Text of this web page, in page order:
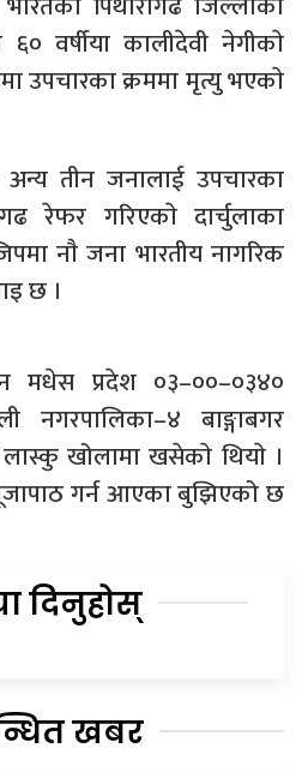
वर्षीया कालीदेवी नेगीकाे
उपचारका क्रममा मृत्यु भएकाे
अन्य तीन जनालाई उपचारका
रेफर गरिएकाे दार्चुलाका
नाै जना भारतीय नागरिक
छ ।
मधेस प्रदेश ०३–००–०३४०
नगरपालिका–४ बाङ्गाबगर
लास्कु खोलामा खसेकाे थियाे ।
गर्न आएका बुझिएको छ
दिनुहोस्
खबर